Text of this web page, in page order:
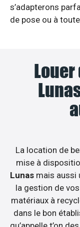
s’adapterons
de pose ou à
La location de
mise à
Lunas mais aussi
la gestion de
matériaux à
dans le bon